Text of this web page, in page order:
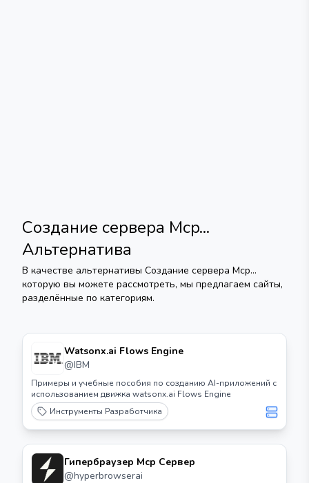
Создание сервера Mcp...
Альтернатива
В качестве альтернативы Создание сервера Mcp...
которую вы можете рассмотреть, мы предлагаем сайты,
разделённые по категориям.
Watsonx.ai Flows Engine
@IBM
Примеры и учебные пособия по созданию AI-приложений с
использованием движка watsonx.ai Flows Engine
Инструменты Разработчика
Гипербраузер Mcp Сервер
@hyperbrowserai